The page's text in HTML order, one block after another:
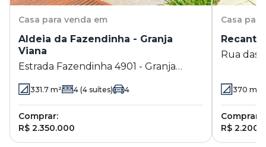
Casa para venda em
Aldeia da Fazendinha - Granja
Viana
Estrada Fazendinha 4901 - Granja
Viana - Carapicuíba - SP
331.7 m² 4 (4 suítes) 4
Comprar:
R$ 2.350.000
Casa
Rua das
370 m²
Comprar:
R$